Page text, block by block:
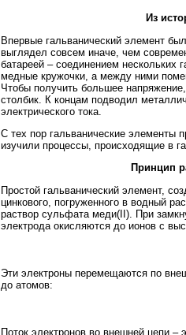
Из
Впервые гальванический элемент
выглядел совсем иначе, чем
батареей – соединением нескольких
медные кружочки, а между ними
Чтобы получить большее
столбик. К концам подводил
электрического тока.
С тех пор гальванические элементы
изучили процессы, происходящие в
Принцип
Простой гальванический элемент,
цинкового, погруженного в водный
раствор сульфата меди(II). При
электрода окисляются до ионов с
Эти электроны перемещаются по
до атомов:
Поток электронов во внешней цепи